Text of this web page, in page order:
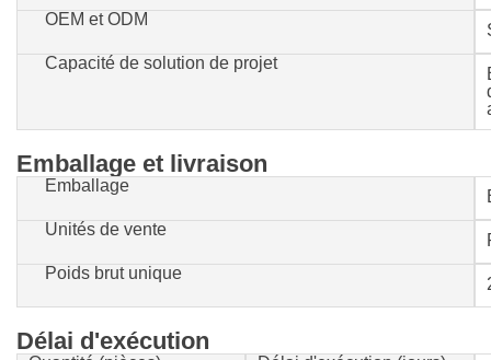
OEM et ODM
Capacité de solution de projet
Emballage et livraison
Emballage
Unités de vente
Poids brut unique
Délai d'exécution